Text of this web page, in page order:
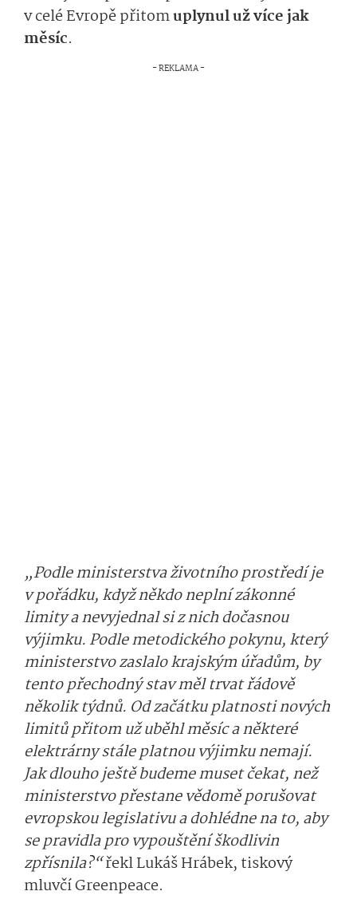
v celé Evropě přitomuplynul už více jak
měsíc.
„Podle ministerstva životního prostředí je
v pořádku, když někdo neplní zákonné
limity a nevyjednal si z nich dočasnou
výjimku. Podle metodického pokynu, který
ministerstvo zaslalo krajským úřadům, by
tento přechodný stav měl trvat řádově
několik týdnů. Od začátku platnosti nových
limitů přitom už uběhl měsíc a některé
elektrárny stále platnou výjimku nemají.
Jak dlouho ještě budeme muset čekat, než
ministerstvo přestane vědomě porušovat
evropskou legislativu a dohlédne na to, aby
se pravidla pro vypouštění škodlivin
zpřísnila?“řekl Lukáš Hrábek, tiskový
mluvčí Greenpeace.